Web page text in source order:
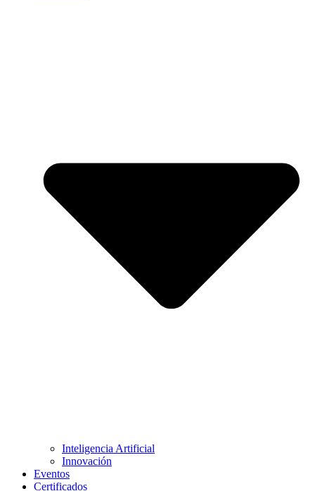
Inteligencia Artificial
Innovación
Eventos
Certificados